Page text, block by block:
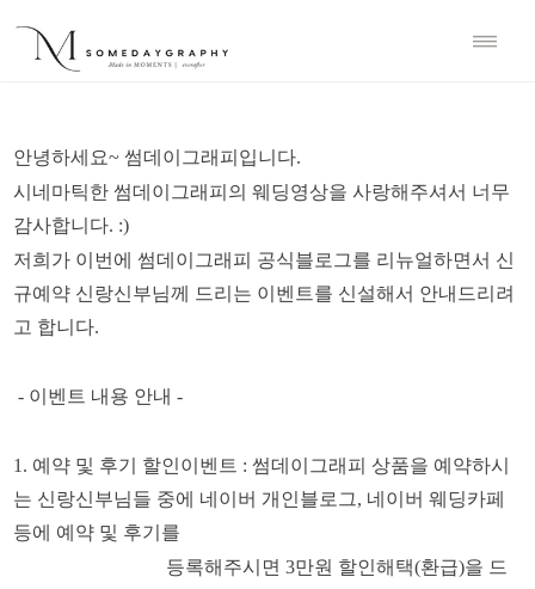
안녕하세요~ 썸데이그래피입니다.
시네마틱한 썸데이그래피의 웨딩영상을 사랑해주셔서 너무
감사합니다. :)
저희가 이번에 썸데이그래피 공식블로그를 리뉴얼하면서 신
규예약 신랑신부님께 드리는 이벤트를 신설해서 안내드리려
고 합니다.
- 이벤트 내용 안내 -
1. 예약 및 후기 할인이벤트 : 썸데이그래피 상품을 예약하시
는 신랑신부님들 중에 네이버 개인블로그, 네이버 웨딩카페
등에 예약 및 후기를
등록해주시면 3만원 할인해택(환급)을 드